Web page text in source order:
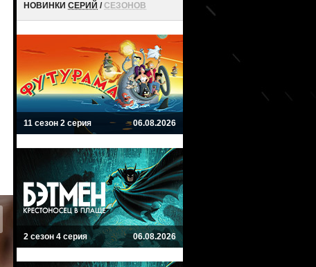
НОВИНКИ СЕРИЙ /СЕЗОНОВ
11 сезон 2 серия 06.08.2026
2 сезон 4 серия 06.08.2026